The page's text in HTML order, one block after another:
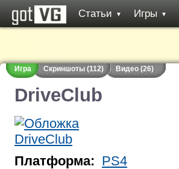
Статьи ▼ Игры ▼
Игра Скриншоты (112) Видео (26)
DriveClub
Платформа: PS4